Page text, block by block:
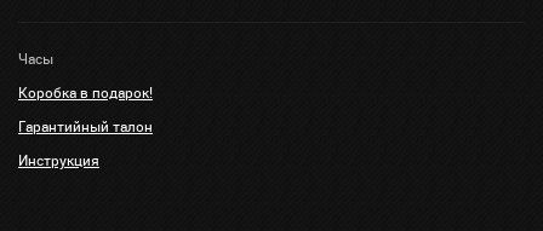
Часы
Коробка в подарок!
Гарантийный талон
Инструкция